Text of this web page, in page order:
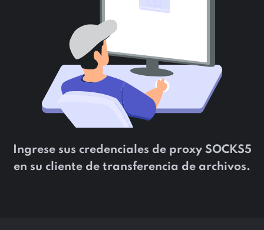
Ingrese sus credenciales de proxy SOCKS5
en su cliente de transferencia de archivos.